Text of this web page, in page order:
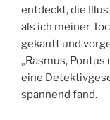
entdeckt, die
als ich meiner
gekauft und
„Rasmus,
eine
spannend fand.